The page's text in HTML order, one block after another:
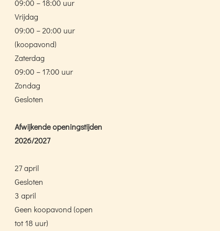
09:00 – 18:00 uur
Vrijdag
09:00 – 20:00 uur
(koopavond)
Zaterdag
09:00 – 17:00 uur
Zondag
Gesloten
Afwijkende openingstijden
2026/2027
27 april
Gesloten
3 april
Geen koopavond (open
tot 18 uur)